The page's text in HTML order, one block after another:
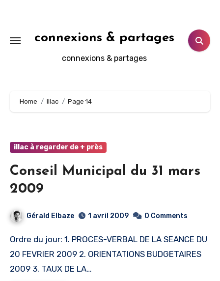
principal
connexions & partages
connexions & partages
Home illac Page 14
illac à regarder de + près
Conseil Municipal du 31 mars
2009
Gérald Elbaze 1 avril 2009 0 Comments
Ordre du jour: 1. PROCES-VERBAL DE LA SEANCE DU
20 FEVRIER 2009 2. ORIENTATIONS BUDGETAIRES
2009 3. TAUX DE LA…